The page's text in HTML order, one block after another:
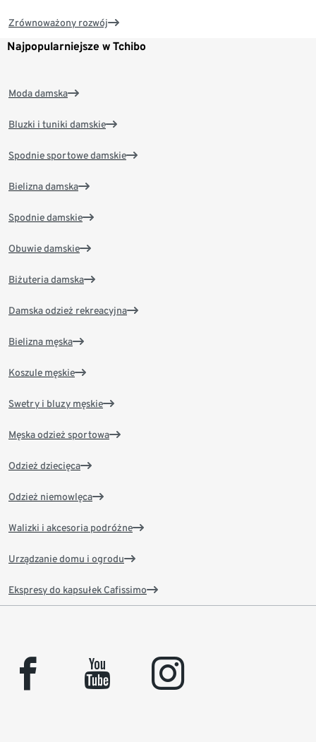
Zrównoważony rozwój
Najpopularniejsze w Tchibo
Moda damska
Bluzki i tuniki damskie
Spodnie sportowe damskie
Bielizna damska
Spodnie damskie
Obuwie damskie
Biżuteria damska
Damska odzież rekreacyjna
Bielizna męska
Koszule męskie
Swetry i bluzy męskie
Męska odzież sportowa
Odzież dziecięca
Odzież niemowlęca
Walizki i akcesoria podróżne
Urządzanie domu i ogrodu
Ekspresy do kapsułek Cafissimo
facebook youtube instagram